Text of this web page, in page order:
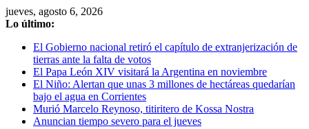
Saltar
al
jueves, agosto 6, 2026
Lo último:
El Gobierno nacional retiró el capítulo de extranjerización de
tierras ante la falta de votos
El Papa León XIV visitará la Argentina en noviembre
El Niño: Alertan que unas 3 millones de hectáreas quedarían
bajo el agua en Corrientes
Murió Marcelo Reynoso, titiritero de Kossa Nostra
Anuncian tiempo severo para el jueves